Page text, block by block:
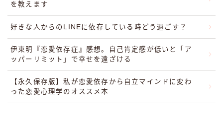
を教えます
好きな人からのLINEに依存している時どう過ごす？
伊東明『恋愛依存症』感想。自己肯定感が低いと「ア
ッパーリミット」で幸せを遠ざける
【永久保存版】私が恋愛依存から自立マインドに変わ
った恋愛心理学のオススメ本